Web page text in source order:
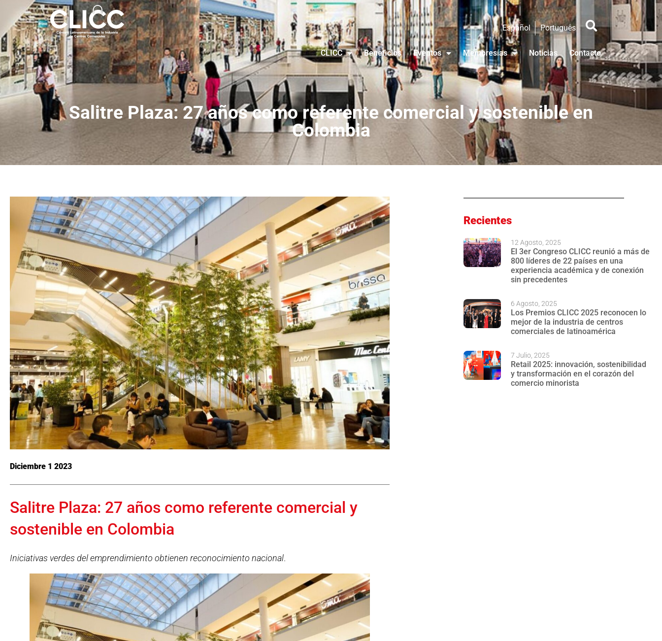
Español Português
CLICC Beneficios Eventos Membresías Noticias Contacto
Salitre Plaza: 27 años como referente comercial y sostenible en
Colombia
Diciembre 1 2023
Salitre Plaza: 27 años como referente comercial y
sostenible en Colombia
Iniciativas verdes del emprendimiento obtienen reconocimiento nacional.
Recientes
El 3er Congreso CLICC reunió a más de
800 líderes de 22 países en una
experiencia académica y de conexión
sin precedentes
12 Agosto, 2025
Los Premios CLICC 2025 reconocen lo
mejor de la industria de centros
comerciales de latinoamérica
6 Agosto, 2025
Retail 2025: innovación, sostenibilidad
y transformación en el corazón del
comercio minorista
7 Julio, 2025